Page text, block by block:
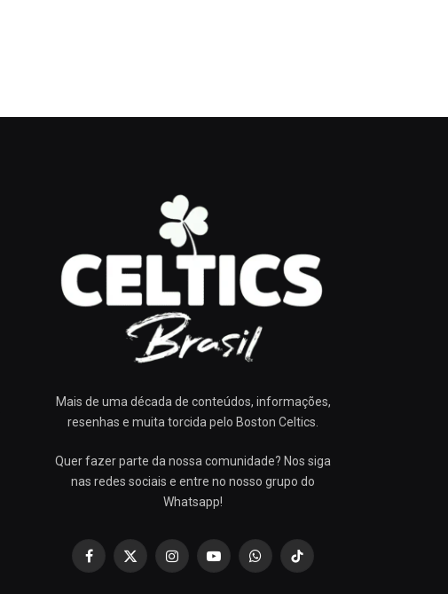
Mais de uma década de conteúdos, informações,
resenhas e muita torcida pelo Boston Celtics.
Quer fazer parte da nossa comunidade? Nos siga
nas redes sociais e entre no nosso grupo do
Whatsapp!
Facebook
X
InstagramYouTubeWhatsAppTikTok